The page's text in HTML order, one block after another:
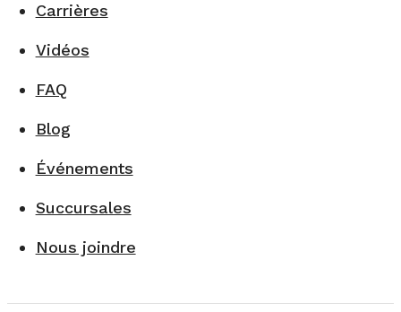
Carrières
Vidéos
FAQ
Blog
Événements
Succursales
Nous joindre